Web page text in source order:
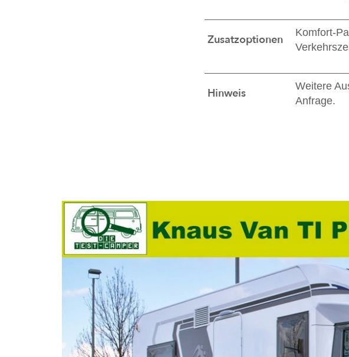
Zusatzoptionen
Komfort-
Hinweis
Weitere
Anfrage.